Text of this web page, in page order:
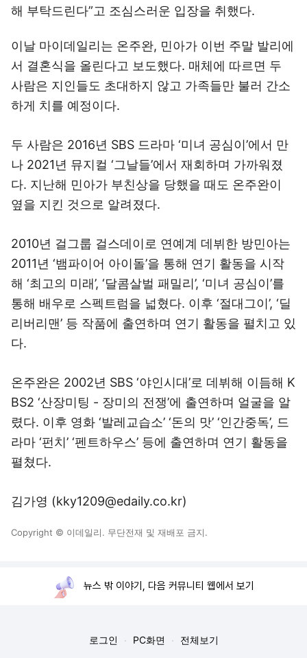
해 부탁드린다”고 조심스러운 입장을 취했다.
이날 마이데일리는 온주완, 민아가 이번 주말 발리에
서 결혼식을 올린다고 보도했다. 매체에 따르면 두
사람은 지인들도 초대하지 않고 가족들만 불러 간소
하게 치를 예정이다.
두 사람은 2016년 SBS 드라마 ‘미녀 공심이’에서 만
나 2021년 뮤지컬 ‘그날들’에서 재회하며 가까워졌
다. 지난해 민아가 부친상을 당했을 때도 온주완이
옆을 지킨 것으로 알려졌다.
2010년 걸그룹 걸스데이로 연예계 데뷔한 방민아는
2011년 ‘뱀파이어 아이돌’을 통해 연기 활동을 시작
해 ‘최고의 미래’, ‘달콤살벌 패밀리’, ‘미녀 공심이’를
통해 배우로 스펙트럼을 넓혔다. 이후 ‘절대그이’, ‘딜
리버리맨’ 등 작품에 출연하며 연기 활동을 펼치고 있
다.
온주완은 2002년 SBS ‘야인시대’로 데뷔해 이듬해 K
BS2 ‘산장미팅 - 장미의 전쟁’에 출연하며 얼굴을 알
렸다. 이후 영화 ‘발레교습소’ ‘돈의 맛’ ‘인간중독’, 드
라마 ‘펀치’ ‘펜트하우스’ 등에 출연하며 연기 활동을
펼쳤다.
김가영 (kky1209@edaily.co.kr)
Copyright © 이데일리. 무단전재 및 재배포 금지.
뉴스 밖 이야기, 다음 커뮤니티 웹에서 보기
로그인 PC화면 전체보기